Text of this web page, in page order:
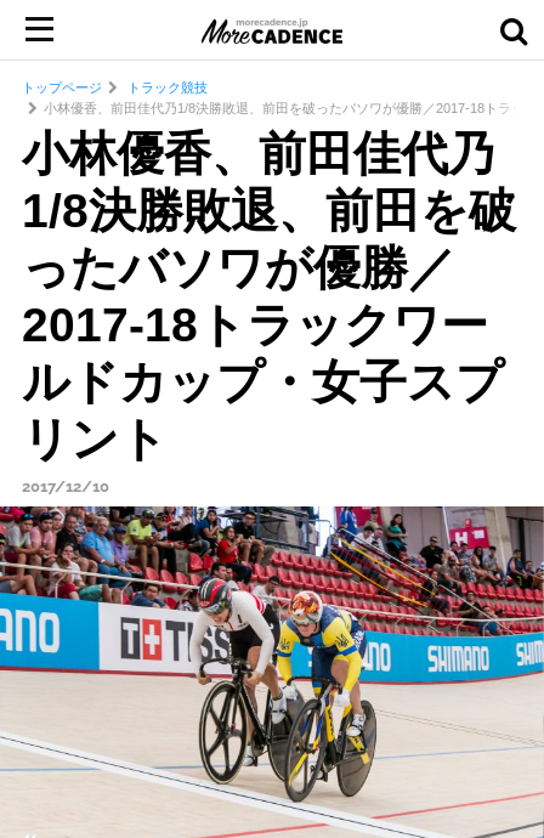
トップページ
トラック競技
小林優香、前田佳代乃1/8決勝敗退、前田を破ったバソワが優勝／2017-18トラッ
小林優香、前田佳代乃
1/8決勝敗退、前田を破
ったバソワが優勝／
2017-18トラックワー
ルドカップ・女子スプ
リント
2017/12/10